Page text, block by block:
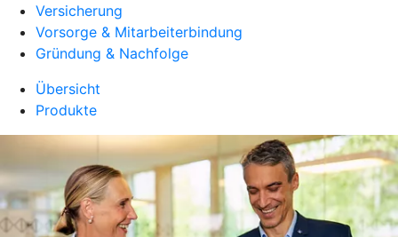
Versicherung
Vorsorge & Mitarbeiterbindung
Gründung & Nachfolge
Übersicht
Produkte